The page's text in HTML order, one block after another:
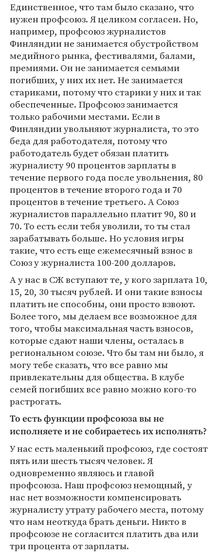
Единственное, что там было сказано, что
нужен профсоюз. Я целиком согласен. Но,
например, профсоюз журналистов
Финляндии не занимается обустройством
медийного рынка, фестивалями, балами,
премиями. Он не занимается семьями
погибших, у них их нет. Не занимается
стариками, потому что старики у них и так
обеспеченные. Профсоюз занимается
только рабочими местами. Если в
Финляндии увольняют журналиста, то это
беда для работодателя, потому что
работодатель будет обязан платить
журналисту 90 процентов зарплаты в
течение первого года после увольнения, 80
процентов в течение второго года и 70
процентов в течение третьего. А Союз
журналистов параллельно платит 90, 80 и
70. То есть если тебя уволили, то ты стал
зарабатывать больше. Но условия игры
такие, что есть еще ежемесячный взнос в
Союз у журналиста 100-200 долларов.
А у нас в СЖ вступают те, у кого зарплата 10,
15, 20, 30 тысяч рублей. И они такие взносы
платить не способны, они просто взвоют.
Более того, мы делаем все возможное для
того, чтобы максимальная часть взносов,
которые сдают наши члены, осталась в
региональном союзе. Что бы там ни было, я
могу тебе сказать, что все равно мы
привлекательны для общества. В клубе
семей погибших все равно можно кого-то
растрогать.
То есть функции профсоюза вы не
исполняете и не собираетесь их исполнять?
У нас есть маленький профсоюз, где состоят
пять или шесть тысяч человек. Я
одновременно являюсь и главой
профсоюза. Наш профсоюз немощный, у
нас нет возможности компенсировать
журналисту утрату рабочего места, потому
что нам неоткуда брать деньги. Никто в
профсоюзе не согласится платить два или
три процента от зарплаты.